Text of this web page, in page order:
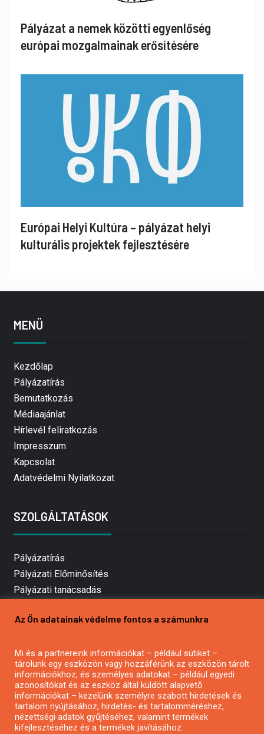
Pályázat a nemek közötti egyenlőség
európai mozgalmainak erősítésére
Európai Helyi Kultúra – pályázat helyi
kulturális projektek fejlesztésére
MENÜ
Kezdőlap
Pályázatírás
Bemutatkozás
Médiaajánlat
Hírlevél feliratkozás
Impresszum
Kapcsolat
Adatvédelmi Nyilatkozat
SZOLGÁLTATÁSOK
Pályázatírás
Pályázati Előminősítés
Pályázati tanácsadás
Mezőgazdasági pályázatírás
Pályázatírás civil szervezeteknek
Pályázatírás önkormányzatoknak
Pályázatfigyelés
Specifikus pályázatfigyelés vagy hírlevél
Az Ön adatainak védelme fontos a számunkra
Mi és a partnereink információkat – például sütiket –
tárolunk egy eszközön vagy hozzáférünk az eszközön tárolt
információkhoz, és személyes adatokat – például egyedi
azonosítókat és az eszköz által küldött alapvető
információkat – kezelünk személyre szabott hirdetések és
tartalom nyújtásához, hirdetés- és tartalomméréshez,
nézettségi adatok gyűjtéséhez, valamint termékek
kifejlesztéséhez és a termékek javításához.